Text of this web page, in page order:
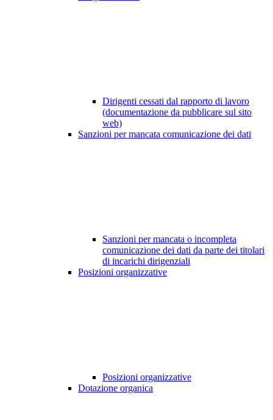
Dirigenti cessati dal rapporto di lavoro
(documentazione da pubblicare sul sito
web)
Sanzioni per mancata comunicazione dei dati
Sanzioni per mancata o incompleta
comunicazione dei dati da parte dei titolari
di incarichi dirigenziali
Posizioni organizzative
Posizioni organizzative
Dotazione organica